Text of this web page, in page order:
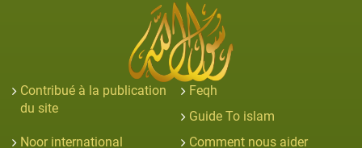
Contribué à la publication
du site
Feqh
Guide To islam
Noor international
Comment nous aider